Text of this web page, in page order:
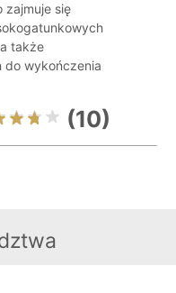
zajmuje się
także
do wykończenia
(10)